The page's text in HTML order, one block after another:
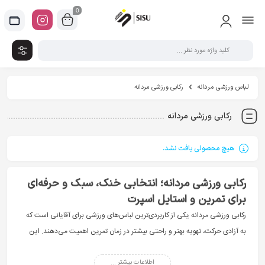
0
لباس ورزشی مردانه رکابی ورزشی مردانه
رکابی ورزشی مردانه
هیچ محصولی یافت نشد.
رکابی ورزشی مردانه؛ انتخابی خنک، سبک و حرفه‌ای
برای تمرین و استایل اسپرت
رکابی ورزشی مردانه یکی از کاربردی‌ترین لباس‌های ورزشی برای آقایانی است که
به آزادی حرکت، تهویه بهتر و راحتی بیشتر در زمان تمرین اهمیت می‌دهند. این
اطلاعات بیشتر ...